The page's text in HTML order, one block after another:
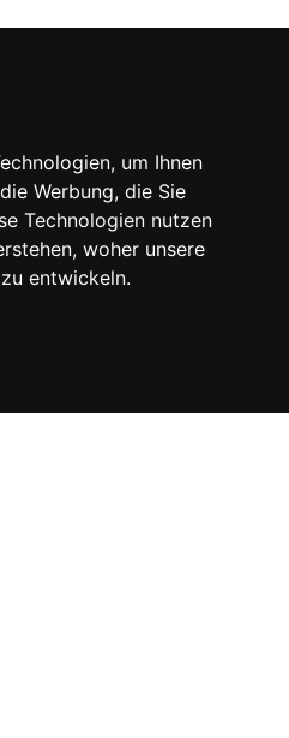
um Ihnen
Werbung, die Sie
Technologien nutzen
woher unsere
entwickeln.